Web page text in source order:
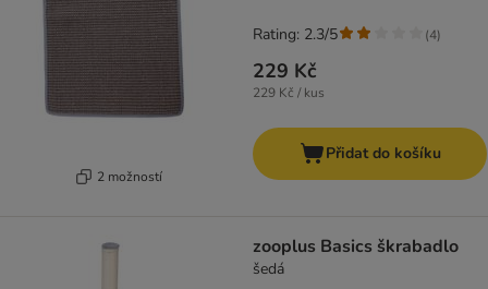
2 možností
229 Kč
229 Kč / kus
Rating: 2.3/5 (4)
Přidat do košíku
zooplus Basics škrabadlo
šedá